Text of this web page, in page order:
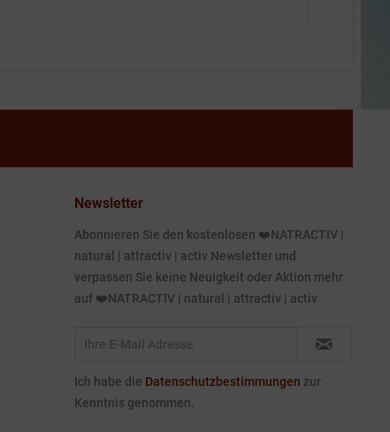
Newsletter
Abonnieren Sie den kostenlosen ❤️NATRACTIV |
natural | attractiv | activ Newsletter und
verpassen Sie keine Neuigkeit oder Aktion mehr
auf ❤️NATRACTIV | natural | attractiv | activ
Ich habe die Datenschutzbestimmungen zur
Kenntnis genommen.